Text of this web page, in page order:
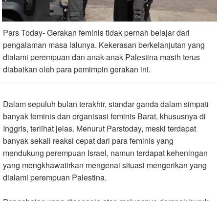
Pars Today- Gerakan feminis tidak pernah belajar dari
pengalaman masa lalunya. Kekerasan berkelanjutan yang
dialami perempuan dan anak-anak Palestina masih terus
diabaikan oleh para pemimpin gerakan ini.
Dalam sepuluh bulan terakhir, standar ganda dalam simpati
banyak feminis dan organisasi feminis Barat, khususnya di
Inggris, terlihat jelas. Menurut Parstoday, meski terdapat
banyak sekali reaksi cepat dari para feminis yang
mendukung perempuan Israel, namun terdapat keheningan
yang mengkhawatirkan mengenai situasi mengerikan yang
dialami perempuan Palestina.